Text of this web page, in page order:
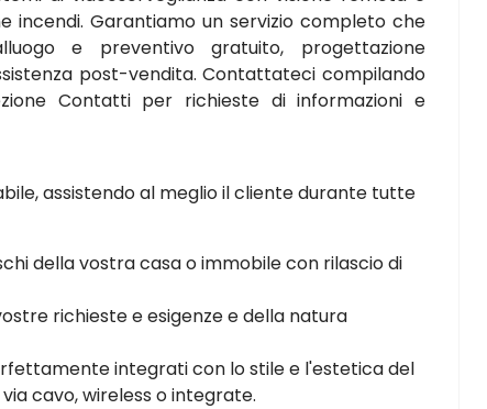
incendi. Garantiamo un servizio completo che
e preventivo gratuito, progettazione
post-vendita. Contattateci compilando
Contatti per richieste di informazioni e
assistendo al meglio il cliente durante tutte
della vostra casa o immobile con rilascio di
richieste e esigenze e della natura
integrati con lo stile e l'estetica del
cavo, wireless o integrate.